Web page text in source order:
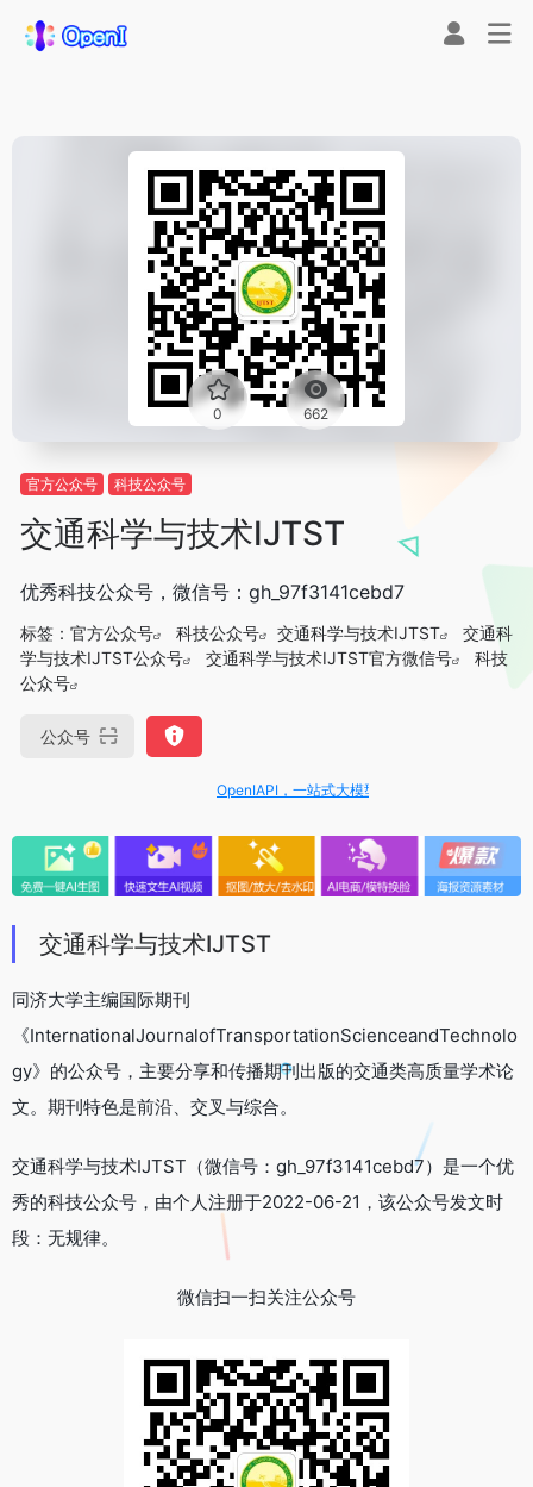
0 662
官方公众号 科技公众号
交通科学与技术IJTST
优秀科技公众号，微信号：gh_97f3141cebd7
标签： 官方公众号 科技公众号 交通科学与技术IJTST
交通科
学与技术IJTST公众号
交通科学与技术IJTST官方微信号
科技
公众号
公众号
OpenIAPI，一站式大模型API聚合平台
交通科学与技术IJTST
同济大学主编国际期刊
《InternationalJournalofTransportationScienceandTechnolo
gy》的公众号，主要分享和传播期刊出版的交通类高质量学术论
文。期刊特色是前沿、交叉与综合。
交通科学与技术IJTST（微信号：gh_97f3141cebd7）是一个优
秀的科技公众号，由个人注册于2022-06-21，该公众号发文时
段：无规律。
微信扫一扫关注公众号